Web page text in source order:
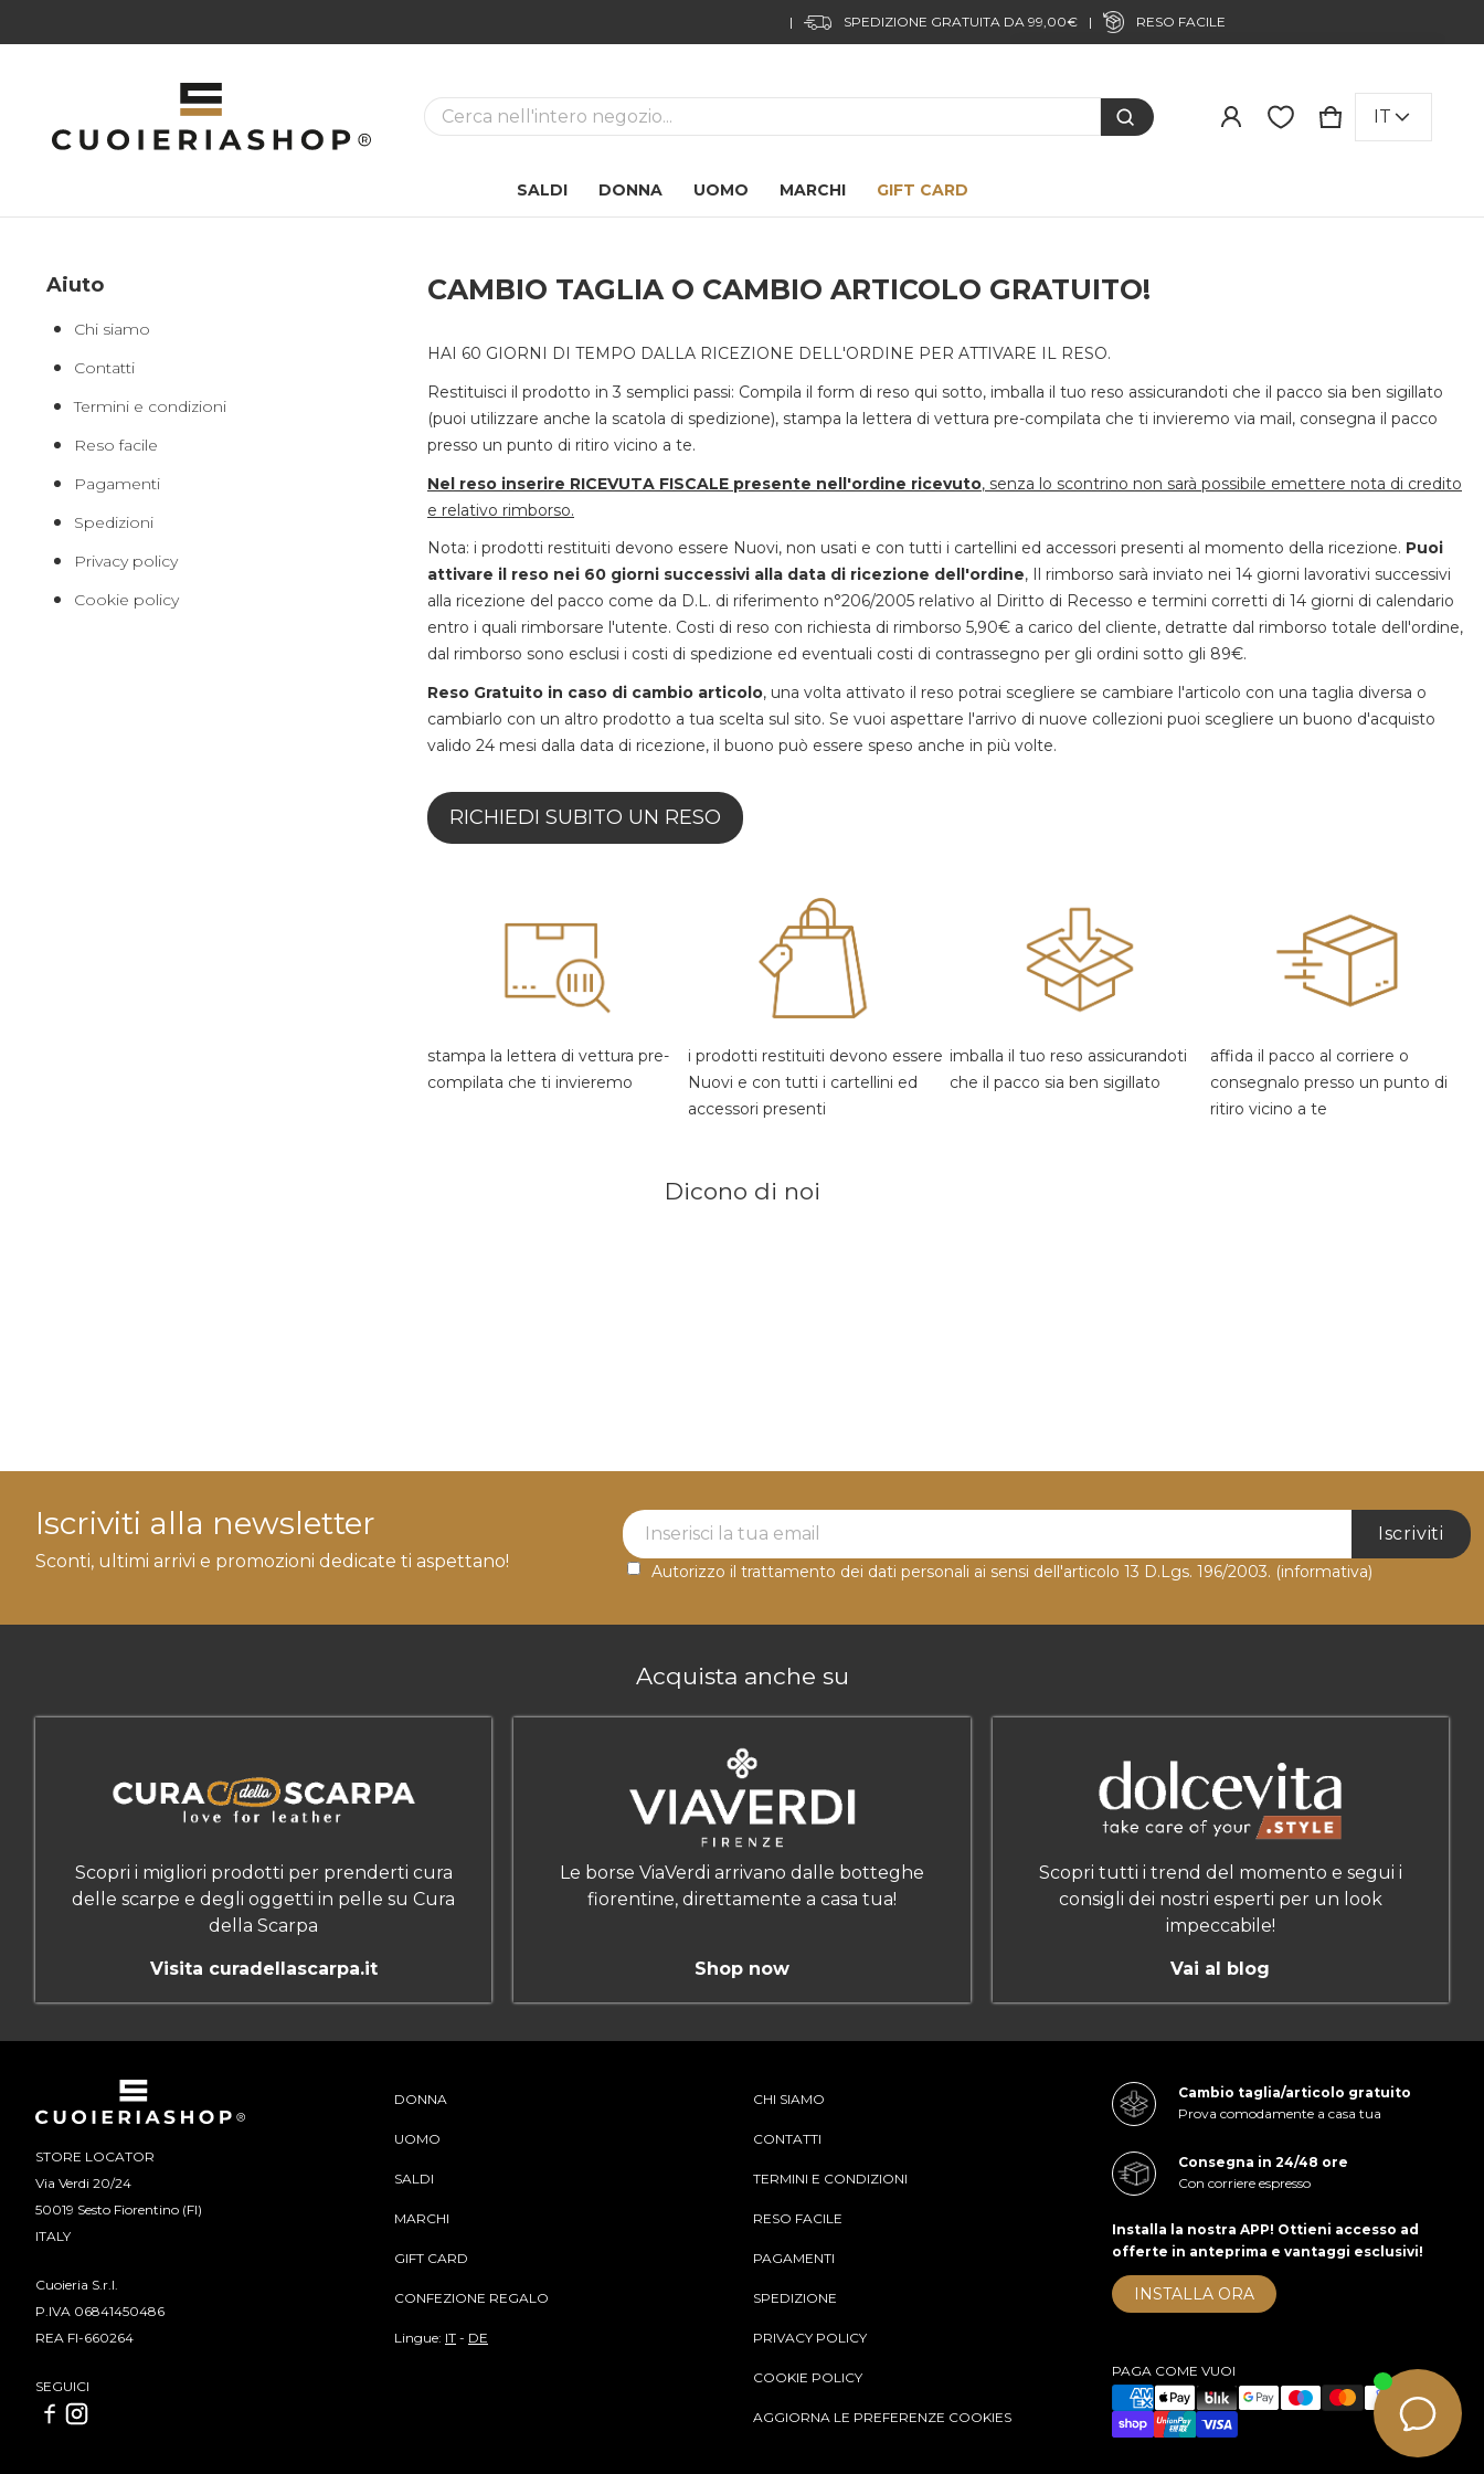
08 43 14
La ricerca
SALDI DONNA UOMO MARCHI GIFT CARD
CARRELLO
0 ITEMS
IT
Aiuto
Chi siamo
Contatti
Termini e condizioni
Reso facile
Pagamenti
Spedizioni
Privacy policy
Cookie policy
CAMBIO TAGLIA O CAMBIO ARTICOLO GRATUITO!
HAI 60 GIORNI DI TEMPO DALLA RICEZIONE DELL'ORDINE PER ATTIVARE IL RESO.
Restituisci il prodotto in 3 semplici passi: Compila il form di reso qui sotto, imballa il tuo reso assicurandoti che il pacco sia ben sigillato
(puoi utilizzare anche la scatola di spedizione), stampa la lettera di vettura pre-compilata che ti invieremo via mail, consegna il pacco
presso un punto di ritiro vicino a te.
Nel reso inserire RICEVUTA FISCALE presente nell'ordine ricevuto, senza lo scontrino non sarà possibile emettere nota di credito
e relativo rimborso.
Nota: i prodotti restituiti devono essere Nuovi, non usati e con tutti i cartellini ed accessori presenti al momento della ricezione. Puoi
attivare il reso nei 60 giorni successivi alla data di ricezione dell'ordine, Il rimborso sarà inviato nei 14 giorni lavorativi successivi
alla ricezione del pacco come da D.L. di riferimento n°206/2005 relativo al Diritto di Recesso e termini corretti di 14 giorni di calendario
entro i quali rimborsare l'utente. Costi di reso con richiesta di rimborso 5,90€ a carico del cliente, detratte dal rimborso totale dell'ordine,
dal rimborso sono esclusi i costi di spedizione ed eventuali costi di contrassegno per gli ordini sotto gli 89€.
Reso Gratuito in caso di cambio articolo, una volta attivato il reso potrai scegliere se cambiare l'articolo con una taglia diversa o
cambiarlo con un altro prodotto a tua scelta sul sito. Se vuoi aspettare l'arrivo di nuove collezioni puoi scegliere un buono d'acquisto
valido 24 mesi dalla data di ricezione, il buono può essere speso anche in più volte.
RICHIEDI SUBITO UN RESO
stampa la lettera di vettura pre-
compilata che ti invieremo
i prodotti restituiti devono essere
Nuovi e con tutti i cartellini ed
accessori presenti
imballa il tuo reso assicurandoti
che il pacco sia ben sigillato
affida il pacco al corriere o
consegnalo presso un punto di
ritiro vicino a te
Dicono di noi
Iscriviti alla newsletter
Sconti, ultimi arrivi e promozioni dedicate ti aspettano!
Newsletter Label
Iscriviti
Autorizzo il trattamento dei dati personali ai sensi dell'articolo 13 D.Lgs. 196/2003. (informativa)
Acquista anche su
Scopri i migliori prodotti per prenderti cura
delle scarpe e degli oggetti in pelle su Cura
della Scarpa
Visita curadellascarpa.it
Le borse ViaVerdi arrivano dalle botteghe
fiorentine, direttamente a casa tua!
Shop now
Scopri tutti i trend del momento e segui i
consigli dei nostri esperti per un look
impeccabile!
Vai al blog
STORE LOCATOR
Via Verdi 20/24
50019 Sesto Fiorentino (FI)
ITALY
Cuoieria S.r.l.
P.IVA 06841450486
REA FI-660264
SEGUICI
DONNA
UOMO
SALDI
MARCHI
GIFT CARD
CONFEZIONE REGALO
Lingue: IT - DE
CHI SIAMO
CONTATTI
TERMINI E CONDIZIONI
RESO FACILE
PAGAMENTI
SPEDIZIONE
PRIVACY POLICY
COOKIE POLICY
AGGIORNA LE PREFERENZE COOKIES
Cambio taglia/articolo gratuito
Prova comodamente a casa tua
Consegna in 24/48 ore
Con corriere espresso
Installa la nostra APP! Ottieni accesso ad
offerte in anteprima e vantaggi esclusivi!
INSTALLA ORA
PAGA COME VUOI